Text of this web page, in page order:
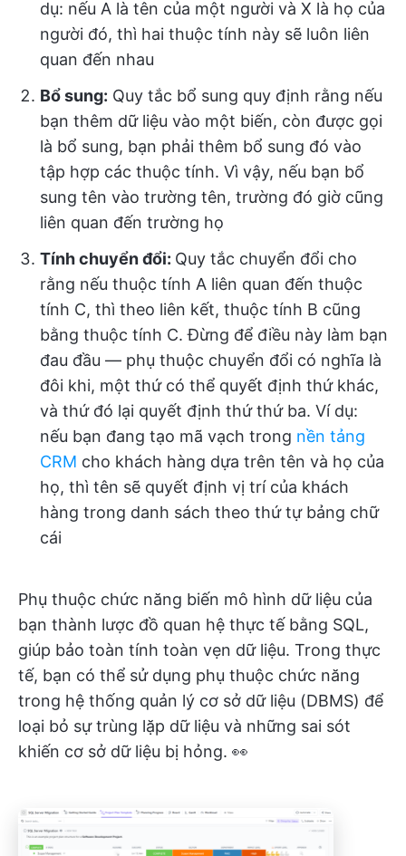
dụ: nếu A là tên của một người và X là họ của
người đó, thì hai thuộc tính này sẽ luôn liên
quan đến nhau
Bổ sung: Quy tắc bổ sung quy định rằng nếu
bạn thêm dữ liệu vào một biến, còn được gọi
là bổ sung, bạn phải thêm bổ sung đó vào
tập hợp các thuộc tính. Vì vậy, nếu bạn bổ
sung tên vào trường tên, trường đó giờ cũng
liên quan đến trường họ
Tính chuyển đổi: Quy tắc chuyển đổi cho
rằng nếu thuộc tính A liên quan đến thuộc
tính C, thì theo liên kết, thuộc tính B cũng
bằng thuộc tính C. Đừng để điều này làm bạn
đau đầu — phụ thuộc chuyển đổi có nghĩa là
đôi khi, một thứ có thể quyết định thứ khác,
và thứ đó lại quyết định thứ thứ ba. Ví dụ:
nếu bạn đang tạo mã vạch trong nền tảng
CRM cho khách hàng dựa trên tên và họ của
họ, thì tên sẽ quyết định vị trí của khách
hàng trong danh sách theo thứ tự bảng chữ
cái
Phụ thuộc chức năng biến mô hình dữ liệu của
bạn thành lược đồ quan hệ thực tế bằng SQL,
giúp bảo toàn tính toàn vẹn dữ liệu. Trong thực
tế, bạn có thể sử dụng phụ thuộc chức năng
trong hệ thống quản lý cơ sở dữ liệu (DBMS) để
loại bỏ sự trùng lặp dữ liệu và những sai sót
khiến cơ sở dữ liệu bị hỏng. 👀